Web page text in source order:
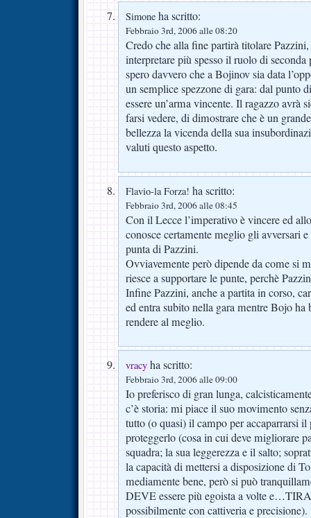
Simone ha scritto:
Febbraio 3rd, 2006 alle 08:20
Credo che alla fine partirà titolare
interpretare più spesso il ruolo di
spero davvero che a Bojinov sia data
un semplice spezzone di gara: dal punto
essere un’arma vincente. Il ragazzo avrà
farsi vedere, di dimostrare che è un
bellezza la vicenda della sua
valuti questo aspetto.
Flavio-la Forza! ha scritto:
Febbraio 3rd, 2006 alle 08:45
Con il Lecce l’imperativo è vincere ed
conosce certamente meglio gli avversari
punta di Pazzini.
Ovviavemente però dipende da come si
riesce a supportare le punte, perchè
Infine Pazzini, anche a partita in corso,
ed entra subito nella gara mentre Bojo
rendere al meglio.
vracy ha scritto:
Febbraio 3rd, 2006 alle 09:00
Io preferisco di gran lunga,
c’è storia: mi piace il suo movimento
tutto (o quasi) il campo per accaparrarsi il
proteggerlo (cosa in cui deve migliorare
squadra; la sua leggerezza e il salto;
la capacità di mettersi a disposizione di
mediamente bene, però si può
DEVE essere più egoista a volte
possibilmente con cattiveria e precisione).